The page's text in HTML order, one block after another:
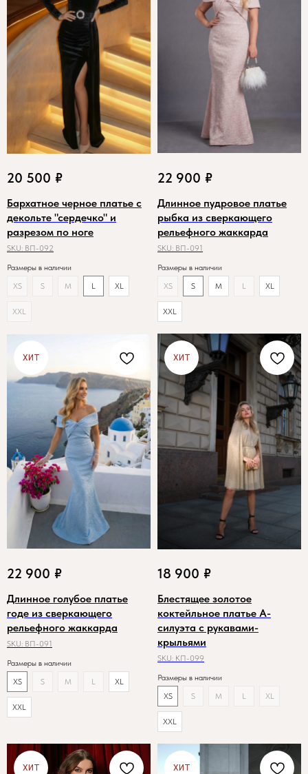
20 500 ₽
Бархатное черное платье с
декольте "сердечко" и
разрезом по ноге
SKU: ВП-092
Размеры в наличии
XS
S M L XL
XXL
22 900 ₽
Длинное пудровое платье
рыбка из сверкающего
рельефного жаккарда
SKU: ВП-091
Размеры в наличии
XS
S M L XL
XXL
ХИТ
22 900 ₽
Длинное голубое платье
годе из сверкающего
рельефного жаккарда
SKU: ВП-091
Размеры в наличии
XS
S M L XL
XXL
ХИТ
18 900 ₽
Блестящее золотое
коктейльное платье А-
силуэта с рукавами-
крыльями
SKU: КП-099
Размеры в наличии
XS
S M L XL
XXL
ХИТ ХИТ